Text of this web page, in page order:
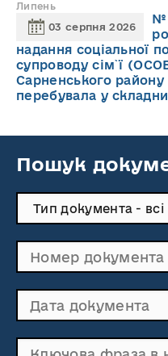
Липень
03 серпня 2026
№
надання соціальної
супроводу cім`ї
Сарненського району
перебувала у
Пошук